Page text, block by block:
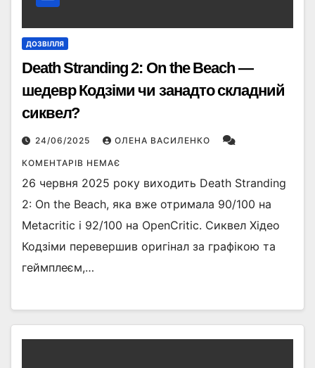
ДОЗВІЛЛЯ
Death Stranding 2: On the Beach —
шедевр Кодзіми чи занадто складний
сиквел?
24/06/2025 ОЛЕНА ВАСИЛЕНКО
КОМЕНТАРІВ НЕМАЄ
26 червня 2025 року виходить Death Stranding
2: On the Beach, яка вже отримала 90/100 на
Metacritic і 92/100 на OpenCritic. Сиквел Хідео
Кодзіми перевершив оригінал за графікою та
геймплеєм,…